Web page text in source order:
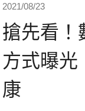
2021/08/23
搶先看！
方式曝
康